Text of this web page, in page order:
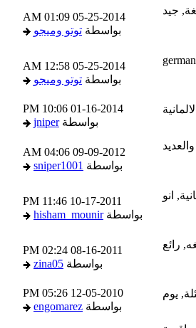
05-25-2014
01:09 AM
بواسطةتوتو وميجو
05-25-2014
12:58 AM
بواسطةتوتو وميجو
01-16-2014
10:06 PM
بواسطةjniper
09-09-2012
04:06 AM
بواسطةsniper1001
10-17-2011
11:46 PM
بواسطةhisham_mounir
08-16-2011
02:24 PM
بواسطةzina05
12-05-2010
05:26 PM
بواسطةengomarez